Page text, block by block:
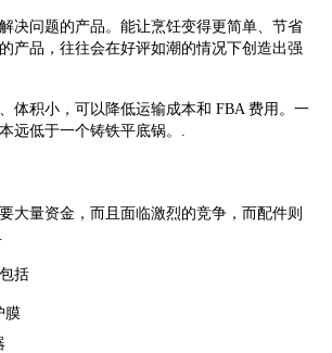
决问题的产品。能让烹饪变得更简单、节省
产品，往往会在好评如潮的情况下创造出强
体积小，可以降低运输成本和 FBA 费用。一
远低于一个铸铁平底锅。.
大量资金，而且面临激烈的竞争，而配件则
括
膜